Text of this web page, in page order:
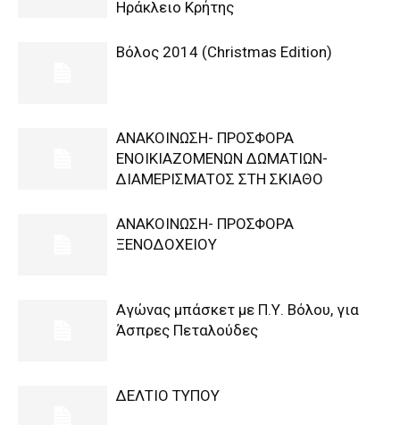
Ηράκλειο Κρήτης
Βόλος 2014 (Christmas Edition)
ΑΝΑΚΟΙΝΩΣΗ- ΠΡΟΣΦΟΡΑ
ΕΝΟΙΚΙΑΖΟΜΕΝΩΝ ΔΩΜΑΤΙΩΝ-
ΔΙΑΜΕΡΙΣΜΑΤΟΣ ΣΤΗ ΣΚΙΑΘΟ
ΑΝΑΚΟΙΝΩΣΗ- ΠΡΟΣΦΟΡΑ
ΞΕΝΟΔΟΧΕΙΟΥ
Αγώνας μπάσκετ με Π.Υ. Βόλου, για
Άσπρες Πεταλούδες
ΔΕΛΤΙΟ ΤΥΠΟΥ